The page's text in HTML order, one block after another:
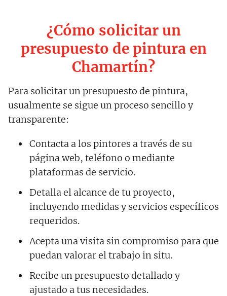
¿Cómo solicitar un
presupuesto de pintura en
Chamartín?
Para solicitar un presupuesto de pintura,
usualmente se sigue un proceso sencillo y
transparente:
Contacta a los pintores a través de su
página web, teléfono o mediante
plataformas de servicio.
Detalla el alcance de tu proyecto,
incluyendo medidas y servicios específicos
requeridos.
Acepta una visita sin compromiso para que
puedan valorar el trabajo in situ.
Recibe un presupuesto detallado y
ajustado a tus necesidades.